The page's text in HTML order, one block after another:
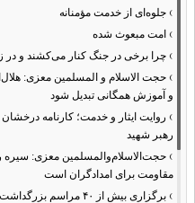
› جلوه‌ای از خدمت مؤمنانه
› امت مبعوث شده
› چرا برخی در جنگ کنار می‌کشند و در
› حجت الاسلام و المسلمین معزی:
و آموزش همگانی تبدیل شود
› روایت ایثار و خدمت؛ کارنامه
رهبر شهید
› حجت‌الاسلام‌والمسلمین معزی:
مقاومت برای امدادگران است
› برگزاری بیش از ۴۰